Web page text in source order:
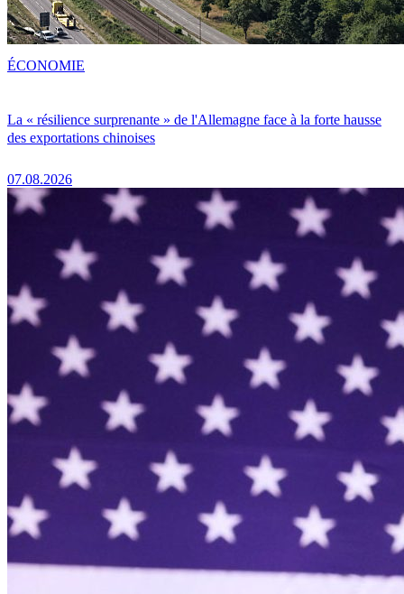
La « résilience surprenante » de l'Allemagne face à la forte hausse
des exportations chinoises
07.08.2026
ÉCONOMIE